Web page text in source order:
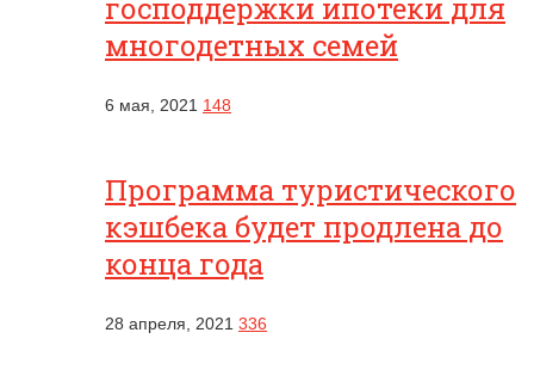
господдержки ипотеки для
многодетных семей
6 мая, 2021 148
Программа туристического
кэшбека будет продлена до
конца года
28 апреля, 2021 336